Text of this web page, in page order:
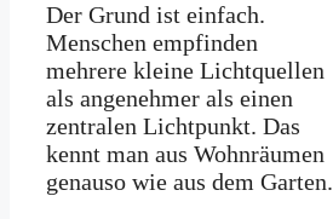
Der Grund ist einfach.
Menschen empfinden
mehrere kleine Lichtquellen
als angenehmer als einen
zentralen Lichtpunkt. Das
kennt man aus Wohnräumen
genauso wie aus dem Garten.